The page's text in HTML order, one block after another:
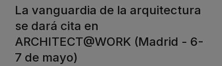
La vanguardia de la arquitectura
se dará cita en
ARCHITECT@WORK (Madrid - 6-
7 de mayo)